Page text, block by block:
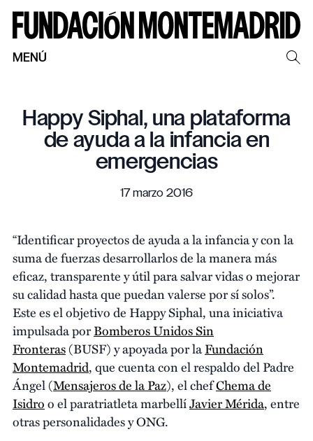
MENÚ
Happy Siphal, una plataforma
de ayuda a la infancia en
emergencias
17 marzo 2016
“Identificar proyectos de ayuda a la infancia y con la
suma de fuerzas desarrollarlos de la manera más
eficaz, transparente y útil para salvar vidas o mejorar
su calidad hasta que puedan valerse por sí solos”.
Este es el objetivo de Happy Siphal, una iniciativa
impulsada porBomberos Unidos Sin
Fronteras(BUSF) y apoyada por laFundación
Montemadrid, que cuenta con el respaldo del Padre
Ángel (Mensajeros de la Paz), el chefChema de
Isidroo el paratriatleta marbellíJavier Mérida, entre
otras personalidades y ONG.